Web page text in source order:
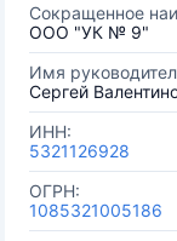
Сокращенное
ООО "УК № 9"
Имя
Сергей
ИНН:
5321126928
ОГРН:
1085321005186